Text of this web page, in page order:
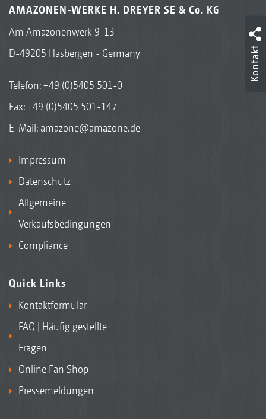
AMAZONEN-WERKE H. DREYER SE & Co. KG
Am Amazonenwerk 9-13
D-49205 Hasbergen - Germany
Telefon:+49 (0)5405 501-0
Fax: +49 (0)5405 501-147
E-Mail: amazone@amazone.de
Impressum
Datenschutz
Allgemeine
Verkaufsbedingungen
Compliance
Quick Links
Kontaktformular
FAQ | Häufig gestellte
Fragen
Online Fan Shop
Pressemeldungen
Kontakt